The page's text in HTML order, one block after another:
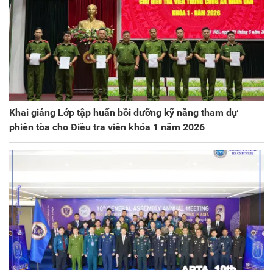
Khai giảng Lớp tập huấn bồi dưỡng kỹ năng tham dự
phiên tòa cho Điều tra viên khóa 1 năm 2026